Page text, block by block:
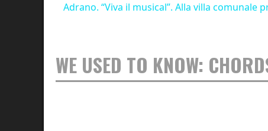
Adrano. “Viva il musical”. Alla villa
WE USED TO KNOW: